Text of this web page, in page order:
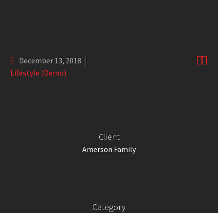

December 13, 2018
Lifestyle (Demo)
Client
Amerson Family
Category